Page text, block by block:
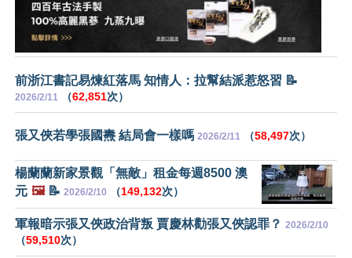
前浙江書記易煉紅落馬 知情人：拉幫結派惹怒習 📝
2026/2/11 （62,851次）
張又俠若學張國燾 結局會一樣嗎 2026/2/11 （58,497次）
楊蘭蘭新家景觀「無敵」租金每週8500 澳
元 🖼️📝 2026/2/10 （149,132次）
軍報暗示張又俠政治背叛 賈慶林勸張又俠認罪？ 2026/2/10
（59,510次）